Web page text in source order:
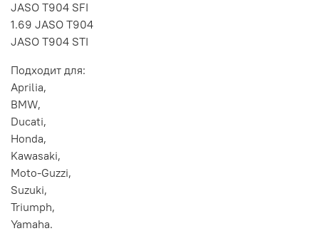
JASO T904 SFI
1.69 JASO T904
JASO T904 STI
Подходит для:
Aprilia,
BMW,
Ducati,
Honda,
Kawasaki,
Moto-Guzzi,
Suzuki,
Triumph,
Yamaha.